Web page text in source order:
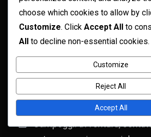
Ostelli: amicizie,
esperienze di viaggio
prenotazione anticipata
Case vacanza: atmosfera
cucine attrezzate, giardini
Campeggi: avventura,
choose which cookies to allow by
Customize. Click Accept All to
All to decline non-essential cookies.
Customize
Reject All
Accept All